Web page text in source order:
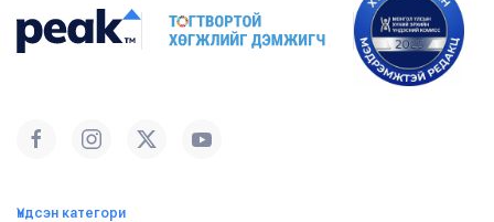
Үндсэн категори